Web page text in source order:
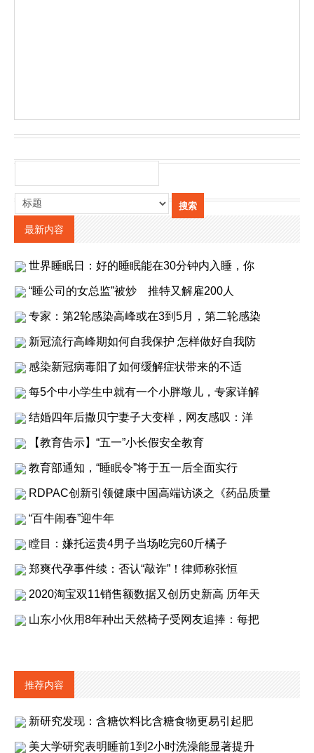
最新内容
世界睡眠日：好的睡眠能在30分钟内入睡，你
“睡公司的女总监”被炒 推特又解雇200人
专家：第2轮感染高峰或在3到5月，第二轮感染
新冠流行高峰期如何自我保护 怎样做好自我防
感染新冠病毒阳了如何缓解症状带来的不适
每5个中小学生中就有一个小胖墩儿，专家详解
结婚四年后撒贝宁妻子大变样，网友感叹：洋
【教育告示】“五一”小长假安全教育
教育部通知，“睡眠令”将于五一后全面实行
RDPAC创新引领健康中国高端访谈之《药品质量
“百牛闹春”迎牛年
瞠目：嫌托运贵4男子当场吃完60斤橘子
郑爽代孕事件续：否认“敲诈”！律师称张恒
2020淘宝双11销售额数据又创历史新高 历年天
山东小伙用8年种出天然椅子受网友追捧：每把
推荐内容
新研究发现：含糖饮料比含糖食物更易引起肥
美大学研究表明睡前1到2小时洗澡能显著提升